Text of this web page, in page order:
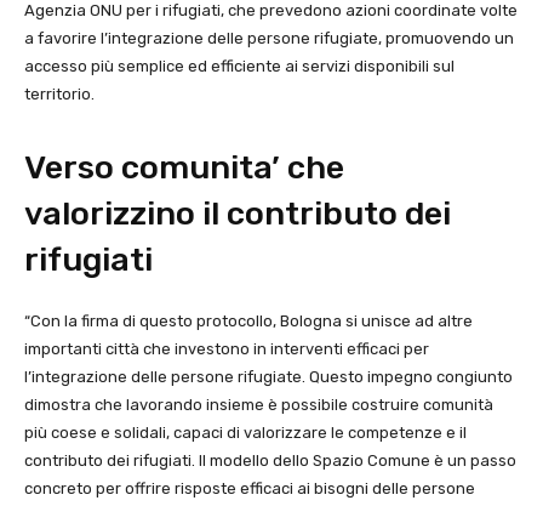
Agenzia ONU per i rifugiati, che prevedono azioni coordinate volte
a favorire l’integrazione delle persone rifugiate, promuovendo un
accesso più semplice ed efficiente ai servizi disponibili sul
territorio.
Verso comunita’ che
valorizzino il contributo dei
rifugiati
“Con la firma di questo protocollo, Bologna si unisce ad altre
importanti città che investono in interventi efficaci per
l’integrazione delle persone rifugiate. Questo impegno congiunto
dimostra che lavorando insieme è possibile costruire comunità
più coese e solidali, capaci di valorizzare le competenze e il
contributo dei rifugiati. Il modello dello Spazio Comune è un passo
concreto per offrire risposte efficaci ai bisogni delle persone